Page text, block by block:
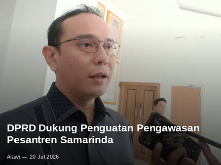
DPRD Dukung Penguatan Pengawasan
Pesantren Samarinda
Alawi 20 Jul 2026